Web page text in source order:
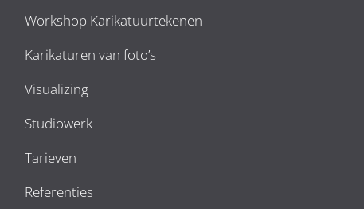
Workshop Karikatuurtekenen
Karikaturen van foto’s
Visualizing
Studiowerk
Tarieven
Referenties